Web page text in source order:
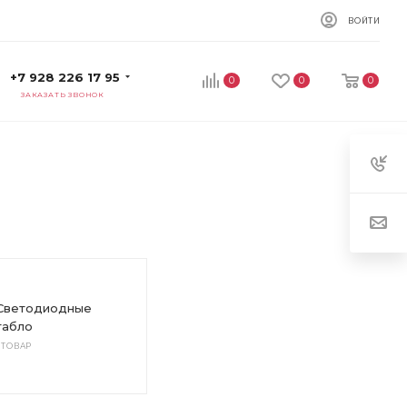
ВОЙТИ
0 0 0
+7 928 226 17 95
ЗАКАЗАТЬ ЗВОНОК
ТОВАР